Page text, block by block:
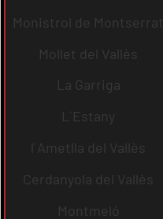
Monistrol de Montserrat
Mollet del Vallès
La Garriga
L´Estany
l´Ametlla del Vallès
Cerdanyola del Vallès
Montmeló